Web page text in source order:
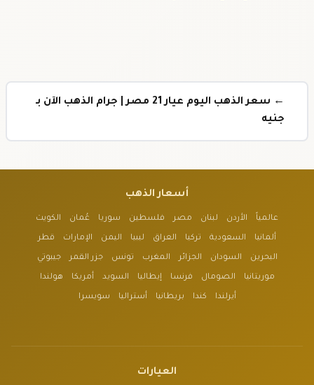
← سعر الذهب اليوم عيار 21 مصر | جرام الذهب الآن بـ
جنيه
أسعار الذهب
عالمياً الأردن لبنان مصر فلسطين سوريا عُمان الكويت
ألمانيا السعودية تركيا العراق ليبيا اليمن الإمارات قطر
البحرين السودان الجزائر المغرب تونس جزر القمر جيبوتي
موريتانيا الصومال فرنسا إيطاليا السويد أمريكا هولندا
أيرلندا كندا بريطانيا أستراليا سويسرا
العيارات